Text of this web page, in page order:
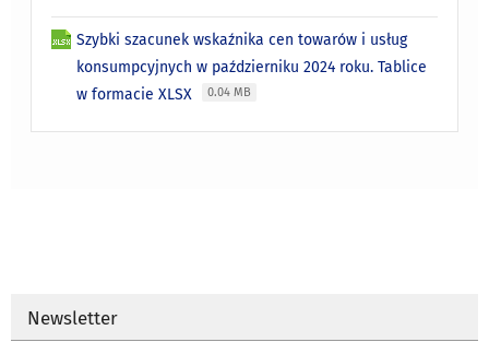
Szybki szacunek wskaźnika cen towarów i usług
konsumpcyjnych w październiku 2024 roku. Tablice
w formacie XLSX
0.04 MB
Newsletter